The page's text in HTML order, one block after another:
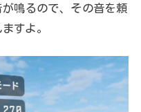
が鳴るので、その音を頼
すよ。